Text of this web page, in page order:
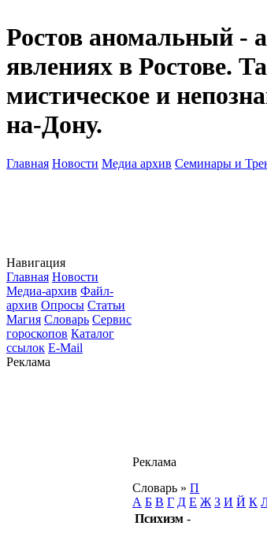
Ростов аномальный -
явлениях в Ростове.
мистическое и
на-Дону.
Главная Новости Медиа архив Семинары и
Навигация
Главная Новости
Медиа-архив Файл-
архив Опросы Статьи
Магия Словарь Сервис
гороскопов Каталог
ссылок E-Mail
Реклама
Реклама
Словарь » П
А Б В Г Д Е Ж З И Й К
Психизм -